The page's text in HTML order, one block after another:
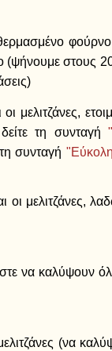
στους
μελιτζάνες,
τη συνταγή
συνταγή
οι μελιτζάνες,
να καλύψουν
(να